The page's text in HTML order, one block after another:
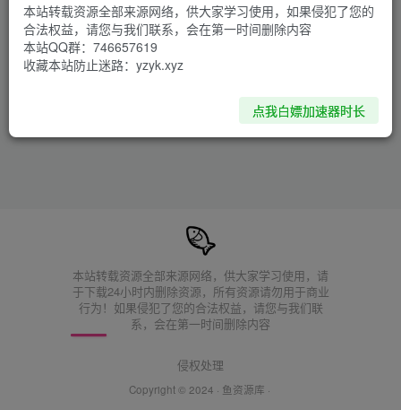
本站转载资源全部来源网络，供大家学习使用，请
于下载24小时内删除资源，所有资源请勿用于商业
行为！如果侵犯了您的合法权益，请您与我们联
系，会在第一时间删除内容
侵权处理
Copyright © 2024 · 鱼资源库 ·
本站转载资源全部来源网络，供大家学习使用，如果侵犯了您的
合法权益，请您与我们联系，会在第一时间删除内容
本站QQ群：746657619
收藏本站防止迷路：yzyk.xyz
点我白嫖加速器时长